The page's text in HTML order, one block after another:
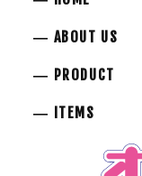
― ABOUT US
― PRODUCT
― ITEMS